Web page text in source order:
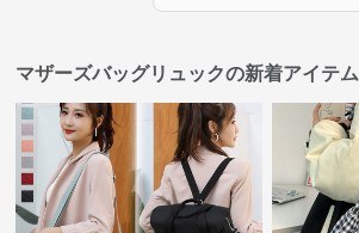
マザーズバッグリュックの新着アイテム